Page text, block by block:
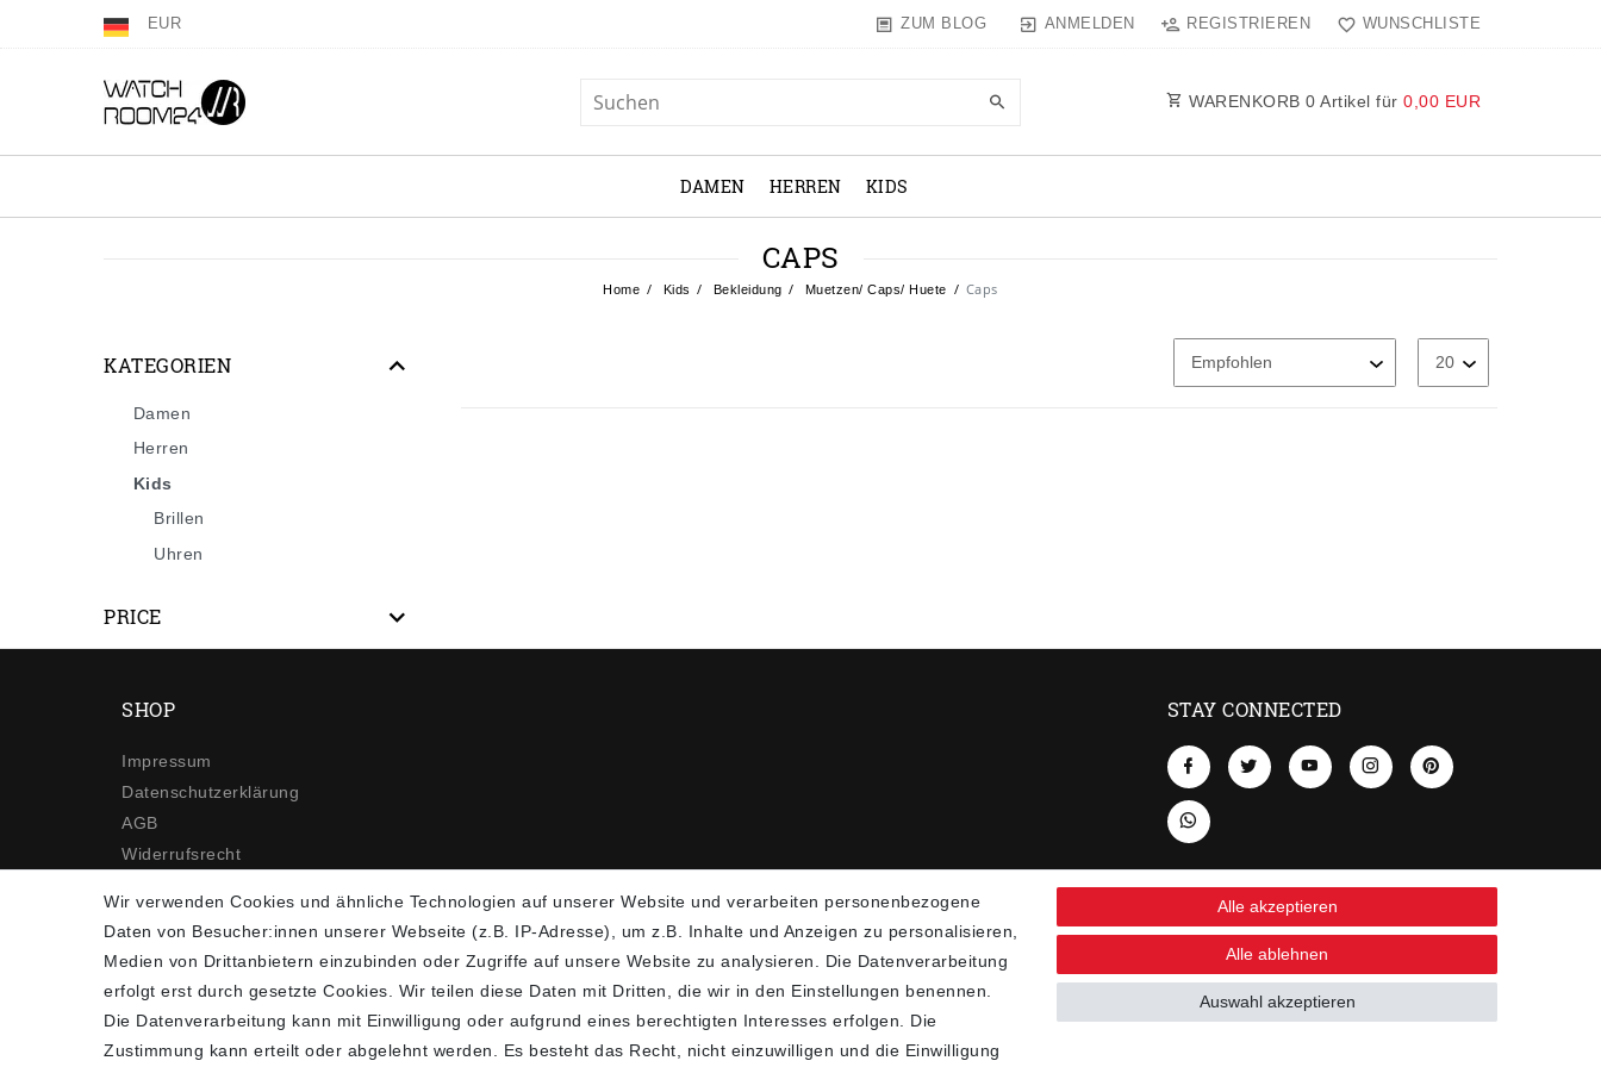
EUR ZUM BLOG ANMELDEN REGISTRIEREN WUNSCHLISTE
WARENKORB 0 Artikel für 0,00 EUR
DAMEN HERREN KIDS
CAPS
Home Kids Bekleidung Muetzen/ Caps/ Huete Caps
KATEGORIEN
Damen
Herren
Kids
Brillen
Uhren
PRICE
SHOP
Impressum
Daten­schutz­erklärung
AGB
Widerrufs­recht
STAY CONNECTED
Wir verwenden Cookies und ähnliche Technologien auf unserer Website und verarbeiten personenbezogene
Daten von Besucher:innen unserer Webseite (z.B. IP-Adresse), um z.B. Inhalte und Anzeigen zu personalisieren,
Medien von Drittanbietern einzubinden oder Zugriffe auf unsere Website zu analysieren. Die Datenverarbeitung
erfolgt erst durch gesetzte Cookies. Wir teilen diese Daten mit Dritten, die wir in den Einstellungen benennen.
Die Datenverarbeitung kann mit Einwilligung oder aufgrund eines berechtigten Interesses erfolgen. Die
Zustimmung kann erteilt oder abgelehnt werden. Es besteht das Recht, nicht einzuwilligen und die Einwilligung
Alle akzeptieren
Alle ablehnen
Auswahl akzeptieren